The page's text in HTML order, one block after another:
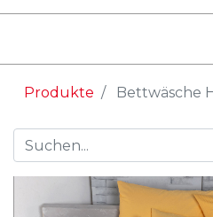
Produkte Bettwäsche